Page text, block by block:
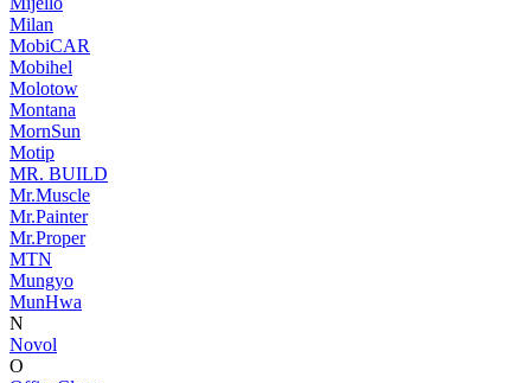
Milan
MobiCAR
Mobihel
Molotow
Montana
MornSun
Motip
MR. BUILD
Mr.Muscle
Mr.Painter
Mr.Proper
MTN
Mungyo
MunHwa
N
Novol
O